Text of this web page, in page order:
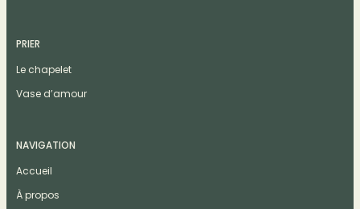
PRIER
Le chapelet
Vase d’amour
NAVIGATION
Accueil
À propos